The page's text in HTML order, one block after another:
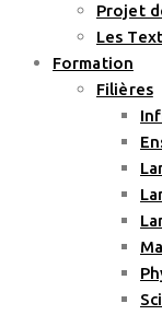
Projet
Les
Formation
Filières